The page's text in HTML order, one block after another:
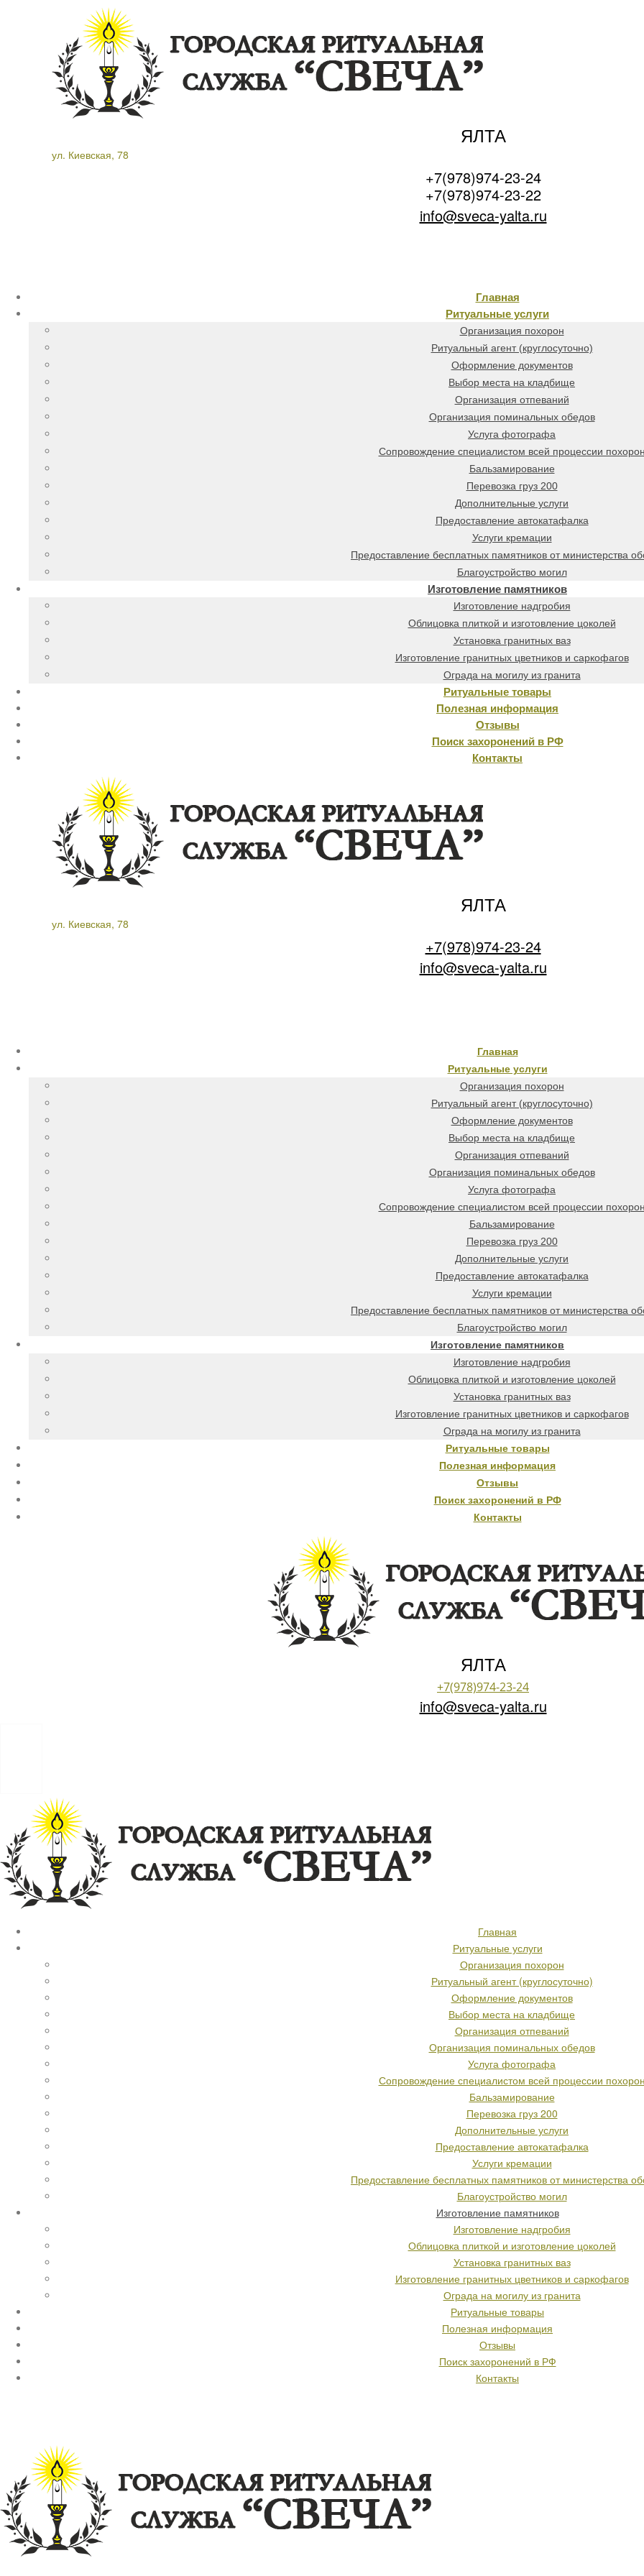
ЯЛТА
ул. Киевская, 78
+7(978)974-23-24
+7(978)974-23-22
info@sveca-yalta.ru
Главная
Ритуальные услуги
Организация похорон
Ритуальный агент (круглосуточно)
Оформление документов
Выбор места на кладбище
Организация отпеваний
Организация поминальных обедов
Услуга фотографа
Сопровождение специалистом всей процессии похорон
Бальзамирование
Перевозка груз 200
Дополнительные услуги
Предоставление автокатафалка
Услуги кремации
Предоставление бесплатных памятников от министерства
Благоустройство могил
Изготовление памятников
Изготовление надгробия
Облицовка плиткой и изготовление цоколей
Установка гранитных ваз
Изготовление гранитных цветников и саркофагов
Ограда на могилу из гранита
Ритуальные товары
Полезная информация
Отзывы
Поиск захоронений в РФ
Контакты
ЯЛТА
ул. Киевская, 78
+7(978)974-23-24
info@sveca-yalta.ru
Главная
Ритуальные услуги
Организация похорон
Ритуальный агент (круглосуточно)
Оформление документов
Выбор места на кладбище
Организация отпеваний
Организация поминальных обедов
Услуга фотографа
Сопровождение специалистом всей процессии похорон
Бальзамирование
Перевозка груз 200
Дополнительные услуги
Предоставление автокатафалка
Услуги кремации
Предоставление бесплатных памятников от министерства
Благоустройство могил
Изготовление памятников
Изготовление надгробия
Облицовка плиткой и изготовление цоколей
Установка гранитных ваз
Изготовление гранитных цветников и саркофагов
Ограда на могилу из гранита
Ритуальные товары
Полезная информация
Отзывы
Поиск захоронений в РФ
Контакты
ЯЛТА
+7(978)974-23-24
info@sveca-yalta.ru
Главная
Ритуальные услуги
Организация похорон
Ритуальный агент (круглосуточно)
Оформление документов
Выбор места на кладбище
Организация отпеваний
Организация поминальных обедов
Услуга фотографа
Сопровождение специалистом всей процессии похорон
Бальзамирование
Перевозка груз 200
Дополнительные услуги
Предоставление автокатафалка
Услуги кремации
Предоставление бесплатных памятников от министерства
Благоустройство могил
Изготовление памятников
Изготовление надгробия
Облицовка плиткой и изготовление цоколей
Установка гранитных ваз
Изготовление гранитных цветников и саркофагов
Ограда на могилу из гранита
Ритуальные товары
Полезная информация
Отзывы
Поиск захоронений в РФ
Контакты